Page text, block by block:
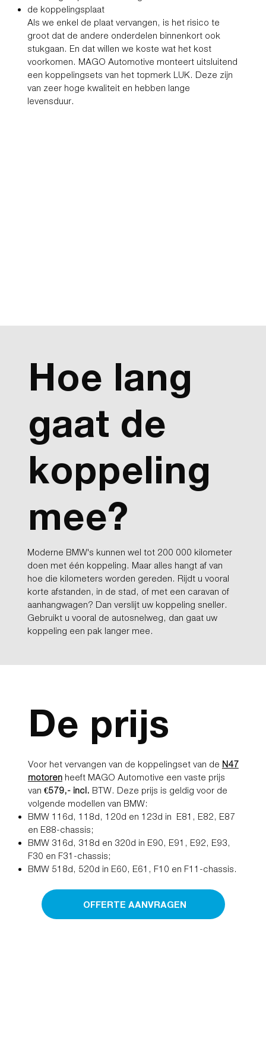
de koppelingsplaat
Als we enkel de plaat vervangen, is het risico te
groot dat de andere onderdelen binnenkort ook
stukgaan. En dat willen we koste wat het kost
voorkomen. MAGO Automotive monteert uitsluitend
een koppelingsets van het topmerk LUK. Deze zijn
van zeer hoge kwaliteit en hebben lange
levensduur.
De prijs
Voor het vervangen van de koppelingset van de N47
motorenheeft MAGO Automotive een vaste prijs
van €579,- incl. BTW. Deze prijs is geldig voor de
volgende modellen van BMW:
BMW 116d, 118d, 120d en 123d in E81, E82, E87
en E88-chassis;
BMW 316d, 318d en 320d in E90, E91, E92, E93,
F30 en F31-chassis;
BMW 518d, 520d in E60, E61, F10 en F11-chassis.
OFFERTE AANVRAGEN
Hoe lang
gaat de
koppeling
mee?
Moderne BMW's kunnen wel tot 200 000 kilometer
doen met één koppeling. Maar alles hangt af van
hoe die kilometers worden gereden. Rijdt u vooral
korte afstanden, in de stad, of met een caravan of
aanhangwagen? Dan verslijt uw koppeling sneller.
Gebruikt u vooral de autosnelweg, dan gaat uw
koppeling een pak langer mee.